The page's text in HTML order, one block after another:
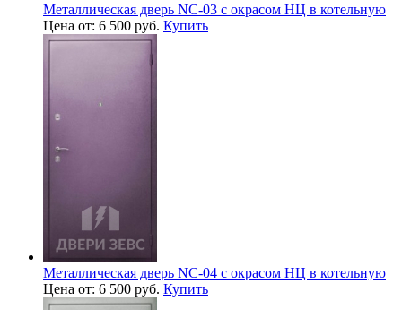
Металлическая дверь NC-03 с окрасом НЦ в котельную
Цена от: 6 500 руб. Купить
Металлическая дверь NC-04 с окрасом НЦ в котельную
Цена от: 6 500 руб. Купить